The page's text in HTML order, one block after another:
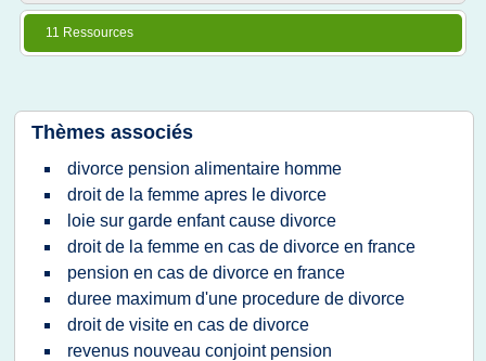
11 Ressources
Thèmes associés
divorce pension alimentaire homme
droit de la femme apres le divorce
loie sur garde enfant cause divorce
droit de la femme en cas de divorce en france
pension en cas de divorce en france
duree maximum d'une procedure de divorce
droit de visite en cas de divorce
revenus nouveau conjoint pension